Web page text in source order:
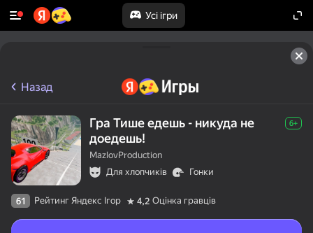
Усі ігри
Назад
Гра Тише едешь - никуда не
доедешь!
6+
MazlovProduction
Для хлопчиків
Гонки
61 Рейтинг Яндекс Ігор 4,2 Оцінка гравців